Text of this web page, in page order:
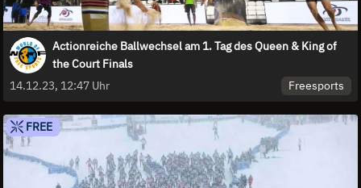
Actionreiche Ballwechsel am 1. Tag des Queen & King of
the Court Finals
14.12.23, 12:47 Uhr
Freesports
FREE